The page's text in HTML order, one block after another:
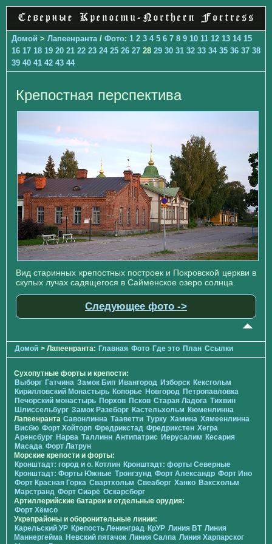
Домой > Лапеенранта / Фото: 1 2 3 4 5 6 7 8 9 10 11 12 13 14 15
16 17 18 19 20 21 22 23 24 25 26 27 28 29 30 31 32 33 34 35 36 37 38
39 40 41 42 43 44
Крепостная перспектива
Вид старинных крепостных построек и Покровской церкви в
скупых лучах садящегося в Сайменское озеро солнца.
Следующее фото ->
Домой > Лапеенранта: Главная Фото Где это План Ссылки
Сухопутные форты и крепости:
Выборг Гатчина Замок Бип Ивангород Изборск Кексгольм
Кирилловский Монастырь Копорье Новгород Петропавловка
Печорcкий монастырь Порхов Псков Старая Ладога Тихвин
Шлиссельбург Замок Разеборг Кастельхольм Кюменлинна
Лапеенранта Савонлинна Тааветти Турку Хамина Хямеенлинна
Висбю Форт Хойторп Фредрикстад Фредрикстен Хегра
Аренсбург Нарва Таллинн Антипатрис Иерусалим Кесария
Масада Форт Латрун
Морские крепости и форты:
Кронштадт: город и о. Котлин Кронштадт: форты Северные
Кронштадт: Форты Южные Тронгзунд Форт Александр Форт Ино
Форт Красная Горка Свартхольм Свеаборг Ханко Ваксхольм
Марстранд Форт Сиарё Оскарсборг
Артиллерийские батареи и отдельные орудия:
Форт Хёмсо
Укрепрайоны и оборонительные линии:
Карельский УР Крепость Ленинград КрУР Линия ВТ Линия
Маннергейма Невский пятачок Линия Салпа Линия Харпарског